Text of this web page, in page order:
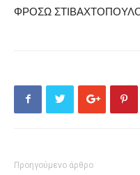
ΦΡΟΣΩ
Προηγούμενο άρθρο